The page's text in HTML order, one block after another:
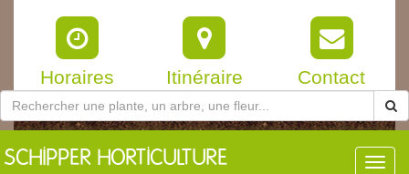
Horaires Itinéraire Contact
SCHIPPER HORTICULTURE